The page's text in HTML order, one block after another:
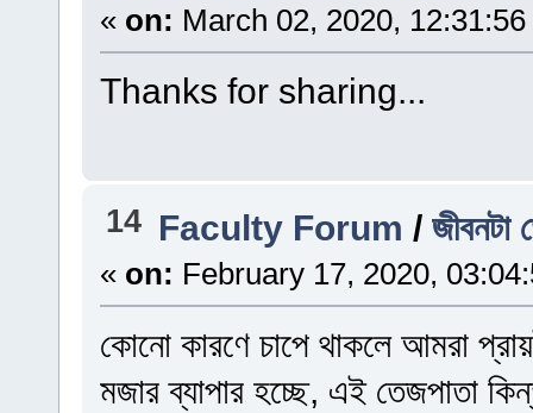
« on: March 02, 2020,
Thanks for sharing...
14 Faculty Forum /জীবনটা
« on: February 17, 2020,
কোনো কারণে চাপে থাকলে আমরা
মজার ব্যাপার হচ্ছে, এই তেজপাতা